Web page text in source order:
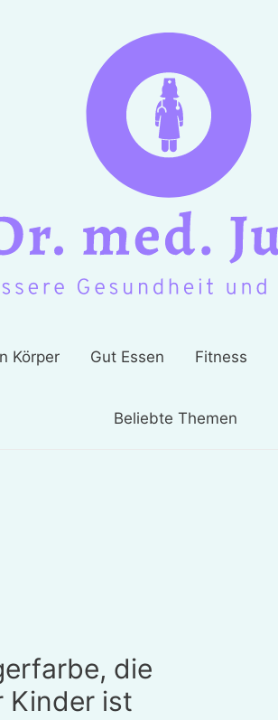
Körper Gut Essen Fitness
Beliebte Themen
die
Kinder ist